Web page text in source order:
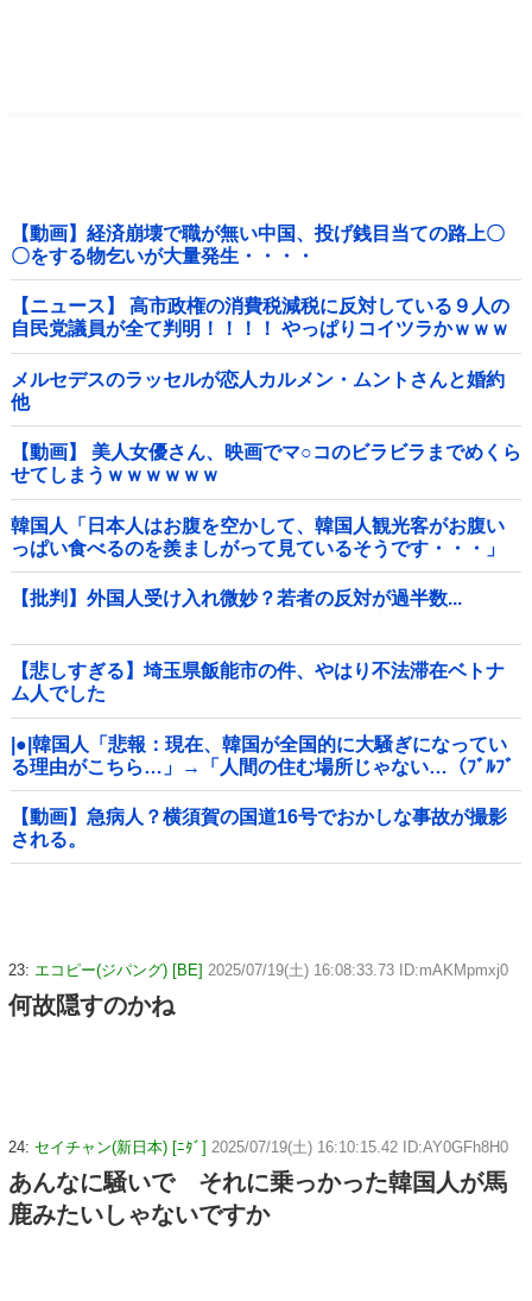
【動画】経済崩壊で職が無い中国、投げ銭目当ての路上〇
〇をする物乞いが大量発生・・・・
【ニュース】 高市政権の消費税減税に反対している９人の
自民党議員が全て判明！！！！ やっぱりコイツラかｗｗｗ
ｗｗ
メルセデスのラッセルが恋人カルメン・ムントさんと婚約
他
【動画】 美人女優さん、映画でマ○コのビラビラまでめくら
せてしまうｗｗｗｗｗｗ
韓国人「日本人はお腹を空かして、韓国人観光客がお腹い
っぱい食べるのを羨ましがって見ているそうです・・・」
【批判】外国人受け入れ微妙？若者の反対が過半数...
【悲しすぎる】埼玉県飯能市の件、やはり不法滞在ベトナ
ム人でした
|●|韓国人「悲報：現在、韓国が全国的に大騒ぎになってい
る理由がこちら…」→「人間の住む場所じゃない…（ﾌﾞﾙﾌﾞ
ﾙ」＝韓国の反応
【動画】急病人？横須賀の国道16号でおかしな事故が撮影
される。
23: エコピー(ジパング) [BE] 2025/07/19(土) 16:08:33.73 ID:mAKMpmxj0
何故隠すのかね
24: セイチャン(新日本) [ﾆﾀﾞ] 2025/07/19(土) 16:10:15.42 ID:AY0GFh8H0
あんなに騒いで それに乗っかった韓国人が馬
鹿みたいしゃないですか